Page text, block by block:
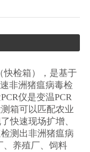
快检箱），是基于
非洲猪瘟病毒检
仪是变温PCR
箱可以匹配农业
快速现场扩增、
测出非洲猪瘟病
、养殖厂、饲料